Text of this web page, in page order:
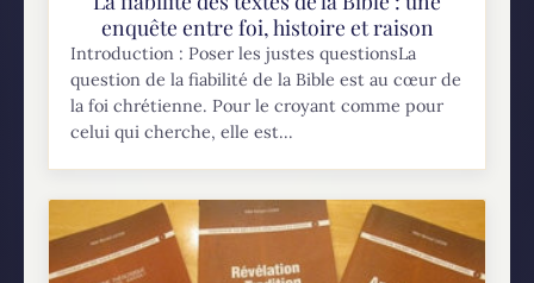
enquête entre foi, histoire et raison
Introduction : Poser les justes questionsLa
question de la fiabilité de la Bible est au cœur de
la foi chrétienne. Pour le croyant comme pour
celui qui cherche, elle est...